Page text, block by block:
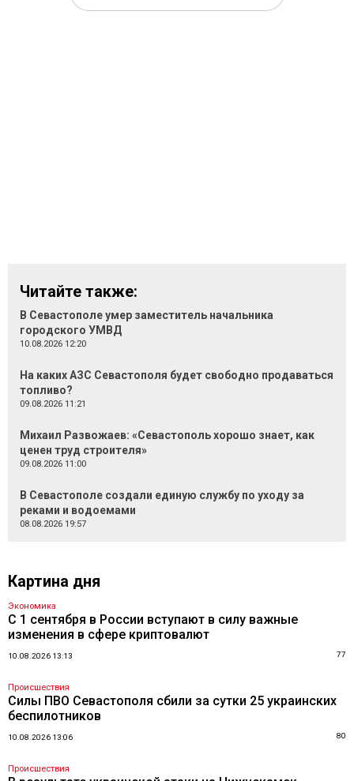
Читайте также:
В Севастополе умер заместитель начальника
городского УМВД
10.08.2026 12:20
На каких АЗС Севастополя будет свободно продаваться
топливо?
09.08.2026 11:21
Михаил Развожаев: «Севастополь хорошо знает, как
ценен труд строителя»
09.08.2026 11:00
В Севастополе создали единую службу по уходу за
реками и водоемами
08.08.2026 19:57
Картина дня
Экономика
С 1 сентября в России вступают в силу важные
изменения в сфере криптовалют
10.08.2026 13:13 77
Происшествия
Силы ПВО Севастополя сбили за сутки 25 украинских
беспилотников
10.08.2026 13:06 80
Происшествия